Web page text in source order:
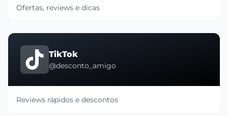
Ofertas, reviews e dicas
TikTok
@desconto_amigo
Reviews rápidos e descontos